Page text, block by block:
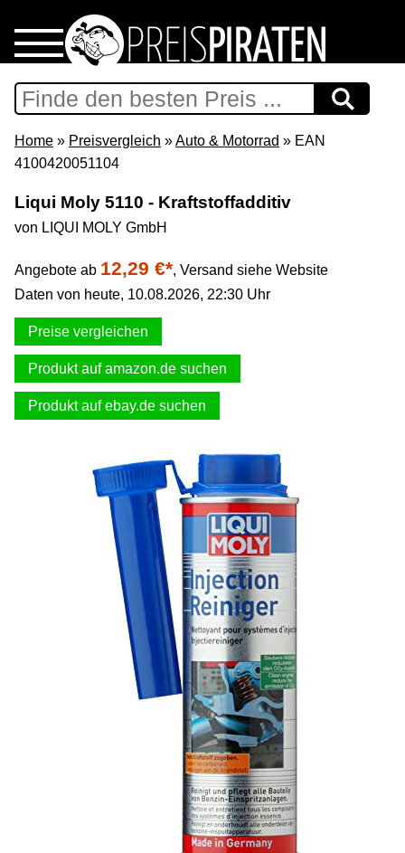
Home
Download
Support & Newsletter
Presse
Datenschutz
Impressum
Home » Preisvergleich »Auto & Motorrad » EAN
4100420051104
Liqui Moly 5110 - Kraftstoffadditiv
von LIQUI MOLY GmbH
Angebote ab 12,29 €*, Versand siehe Website
Daten von heute, 10.08.2026, 22:30 Uhr
Preise vergleichen
Produkt auf amazon.de suchen
Produkt auf ebay.de suchen